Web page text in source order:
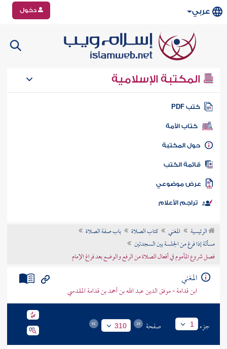
عربي دخول
المكتبة الإسلامية
كتب PDF
كتاب الأمة
المكتبة
الكتب
موضوعي
تراجم الأعلام
الرئيسية المغني كتاب الصلاة
باب صفة الصلاة
مسألة إذا فرغ من الجلسة بين السجدتين
فصل شروع المأموم في أفعال الصلاة من الرفع والوضع بعد فراغ الإمام
المغني
ابن قدامة - موفق الدين عبد الله بن أحمد بن قدامة المقدسي
جزء 1 صفحة 310